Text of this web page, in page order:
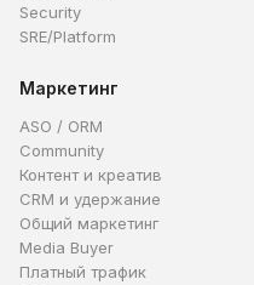
Security
SRE/Platform
Маркетинг
ASO / ORM
Community
Контент и креатив
CRM и удержание
Общий маркетинг
Media Buyer
Платный трафик